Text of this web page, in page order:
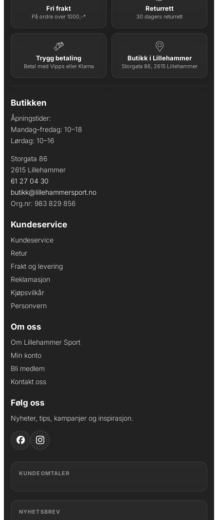
Fri frakt
På ordre over 1000,-*
Returrett
30 dagers returrett
Trygg betaling
Betal med Vipps eller Klarna
Butikk i Lillehammer
Storgata 86, 2615 Lillehammer
Butikken
Åpningstider:
Mandag–fredag: 10–18
Lørdag: 10–16
Storgata 86
2615 Lillehammer
61 27 04 30
butikk@lillehammersport.no
Org.nr: 983 829 856
Kundeservice
Kundeservice
Retur
Frakt og levering
Reklamasjon
Kjøpsvilkår
Personvern
Om oss
Om Lillehammer Sport
Min konto
Bli medlem
Kontakt oss
Følg oss
Nyheter, tips, kampanjer og inspirasjon.
KUNDEOMTALER
NYHETSBREV